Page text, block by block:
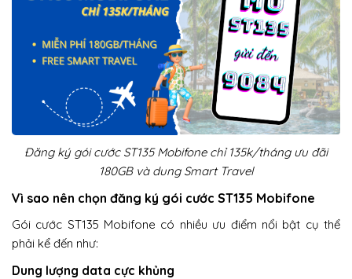
Đăng ký gói cước ST135 Mobifone chỉ 135k/tháng ưu đãi
180GB và dung Smart Travel
Vì sao nên chọn đăng ký gói cước ST135 Mobifone
Gói cước ST135 Mobifone có nhiều ưu điểm nổi bật cụ thể
phải kể đến như:
Dung lượng data cực khủng